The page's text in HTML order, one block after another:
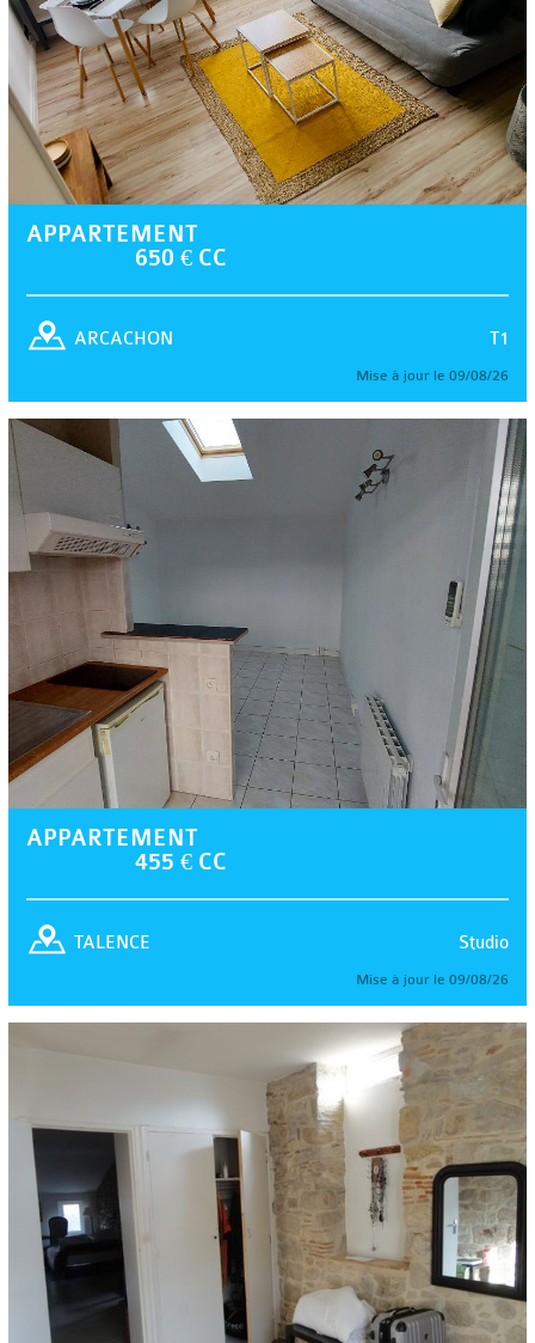
APPARTEMENT
650 € CC
T1
ARCACHON
Mise à jour le 09/08/26
APPARTEMENT
455 € CC
Studio
TALENCE
Mise à jour le 09/08/26